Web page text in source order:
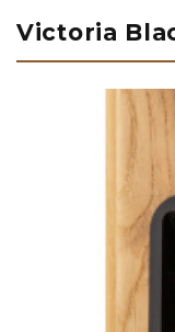
Victoria